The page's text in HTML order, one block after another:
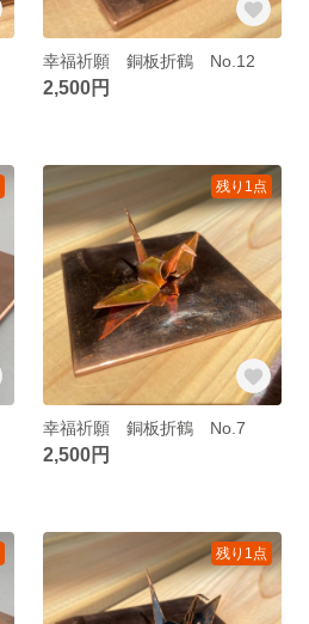
幸福祈願 銅板折鶴 No.12
2,500円
残り1点
幸福祈願 銅板折鶴 No.7
2,500円
残り1点